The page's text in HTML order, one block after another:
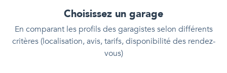
Choisissez un garage
En comparant les profils des garagistes selon différents
critères (localisation, avis, tarifs, disponibilité des rendez-
vous)